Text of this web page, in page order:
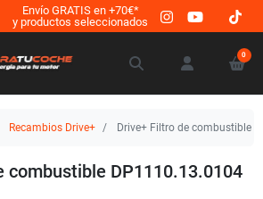
Envío GRATIS en +70€*
y productos seleccionados
0
Recambios Drive+ Drive+ Filtro de combustible
combustible DP1110.13.0104